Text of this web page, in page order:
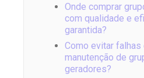
Onde comprar
com qualidade e
garantida?
Como evitar
manutenção de
geradores?